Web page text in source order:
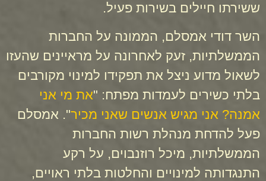
ששירתו חיילים בשירות פעיל.
השר דודי אמסלם, הממונה על החברות
הממשלתיות, זעק לאחרונה על מראיינים שהעזו
לשאול מדוע ניצל את תפקידו למינוי מקורבים
בלתי כשירים לעמדות מפתח: "את מי אני
אמנה? אני מגיש אנשים שאני מכיר". אמסלם
פעל להדחת מנהלת רשות החברות
הממשלתיות, מיכל רוזנבוים, על רקע
התנגדותה למינויים והחלטות בלתי ראויים,